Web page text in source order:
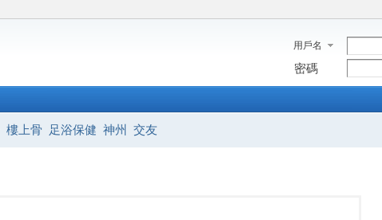
用戶名
密碼
樓上骨 足浴保健 神州 交友